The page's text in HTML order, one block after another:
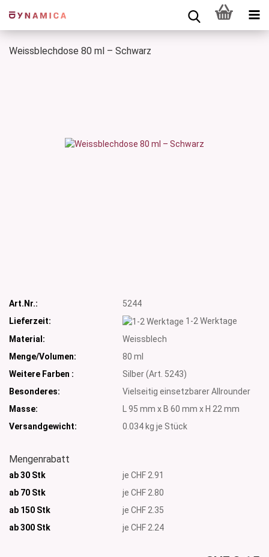
Weissblechdose 80 ml – Schwarz
Art.Nr.:
5244
Lieferzeit:
1-2 Werktage
Material:
Weissblech
Menge/Volumen:
80 ml
Weitere Farben :
Silber (Art. 5243)
Besonderes:
Vielseitig einsetzbarer Allrounder
Masse:
L 95 mm x B 60 mm x H 22 mm
Versandgewicht:
0.034 kg je Stück
Mengenrabatt
ab 30 Stk
je CHF 2.91
ab 70 Stk
je CHF 2.80
ab 150 Stk
je CHF 2.35
ab 300 Stk je CHF 2.24